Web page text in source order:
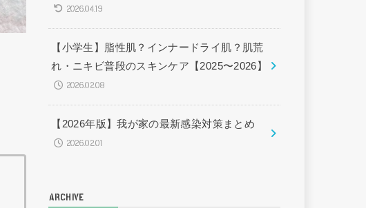
2026.04.19
【小学生】脂性肌？インナードライ肌？肌荒
れ・ニキビ普段のスキンケア【2025〜2026】
2026.02.08
【2026年版】我が家の最新感染対策まとめ
2026.02.01
ARCHIVE